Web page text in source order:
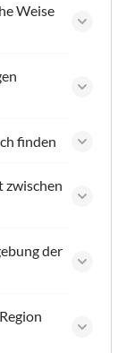
Weise
finden
zwischen
der